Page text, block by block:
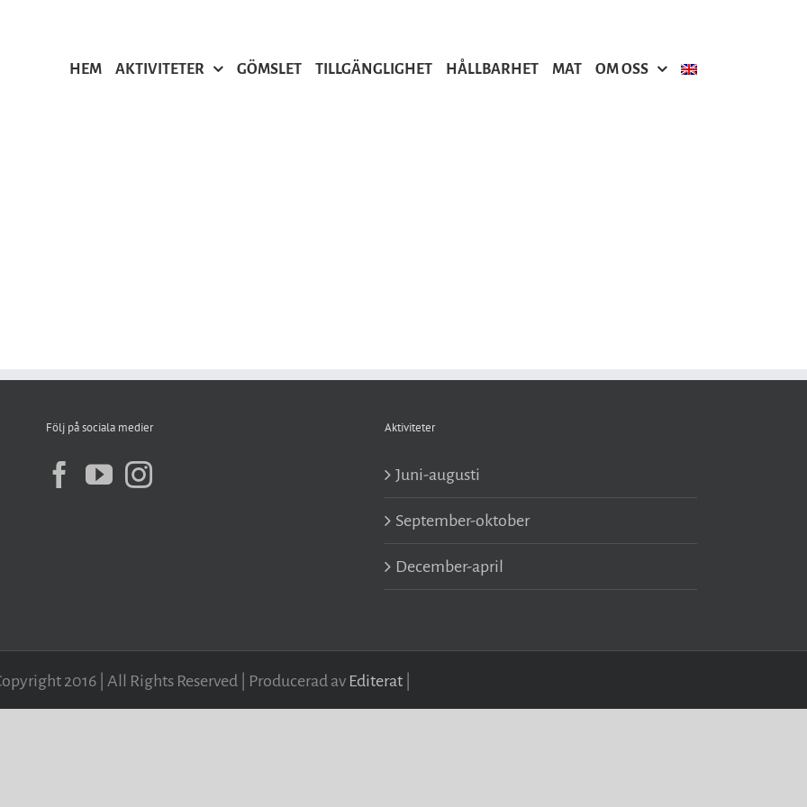
HEM AKTIVITETER GÖMSLET TILLGÄNGLIGHET HÅLLBARHET MAT OM OSS
Följ på sociala medier Aktiviteter
Juni-augusti
September-oktober
December-april
2016 | All Rights Reserved | Producerad av Editerat